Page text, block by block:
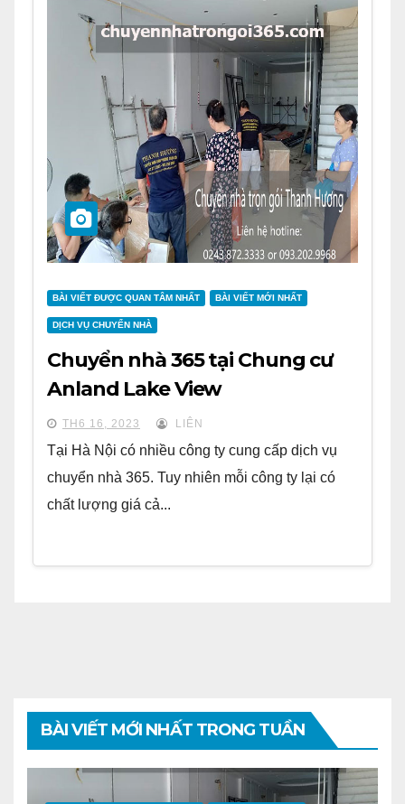
BÀI VIẾT ĐƯỢC QUAN TÂM NHẤT BÀI VIẾT MỚI NHẤT
DỊCH VỤ CHUYỂN NHÀ
Chuyển nhà 365 tại Chung cư
Anland Lake View
TH6 16, 2023 LIÊN
Tại Hà Nội có nhiều công ty cung cấp dịch vụ
chuyển nhà 365. Tuy nhiên mỗi công ty lại có
chất lượng giá cả...
BÀI VIẾT MỚI NHẤT TRONG TUẦN